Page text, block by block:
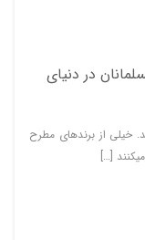
در دنیای
خیلی از برندهای مطرح
[…]